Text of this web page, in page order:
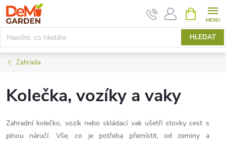
Přejít
na
obsah
HLEDAT
NÁKUPNÍ
KOŠÍK
Zahrada
Kolečka, vozíky a vaky
Zahradní kolečko, vozík nebo skládací vak ušetří stovky cest s
plnou náručí. Vše, co je potřeba přemístit, od zeminy a